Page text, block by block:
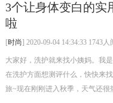
3个让身体变白的实
啦
[时尚] 2020-09-04 14:34:33 1743人
大家好，洗护就来找小姨妈。我
在洗护方面想测评什么，快快来
旅~现在刚刚进入秋季，天气还很